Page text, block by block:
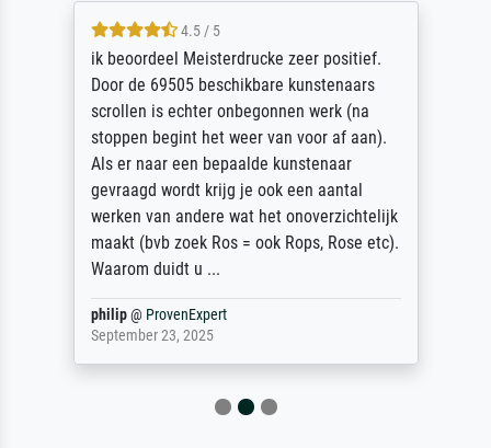
4.5 / 5
ik beoordeel Meisterdrucke zeer positief.
Door de 69505 beschikbare kunstenaars
scrollen is echter onbegonnen werk (na
stoppen begint het weer van voor af aan).
Als er naar een bepaalde kunstenaar
gevraagd wordt krijg je ook een aantal
werken van andere wat het onoverzichtelijk
maakt (bvb zoek Ros = ook Rops, Rose etc).
Waarom duidt u ...
philip@ ProvenExpert
September 23, 2025